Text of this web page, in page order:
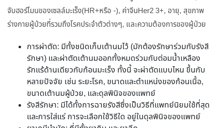
จับฮอร์โมนของเซลล์มะเร็ง(HR+หรือ -), ค่าจีนHer2 3+, อายุ, สุขภาพ
ร่างกายผู้ป่วยที่รวมถึงโรคประจำตัวต่างๆ, และความต้องการของผู้ป่วย
การผ่าตัด: มีทั้งชนิดเก็บเต้านมไว้ (มักต้องรักษาร่วมกับรังสี
รักษา) และผ่าตัดเต้านมออกทั้งหมดร่วมกับต่อมน้ำเหลือง
รักแร้ด้านเดียวกับก้อนมะเร็ง ทั้งนี้ จะผ่าตัดแบบไหน ขึ้นกับ
หลายปัจจัย เช่น ระยะโรค, ขนาดและตำแหน่งของก้อนเนื้อ,
ขนาดเต้านมผู้ป่วย, และดุลพินิจของแพทย์
รังสีรักษา: มีได้ทั้งการฉายรังสีซึ่งเป็นวิธีที่แพทย์นิยมใช้ที่สุด
และการใส่แร่ การจะเลือกใช้วิธีใด อยู่ในดุลพินิจของแพทย์